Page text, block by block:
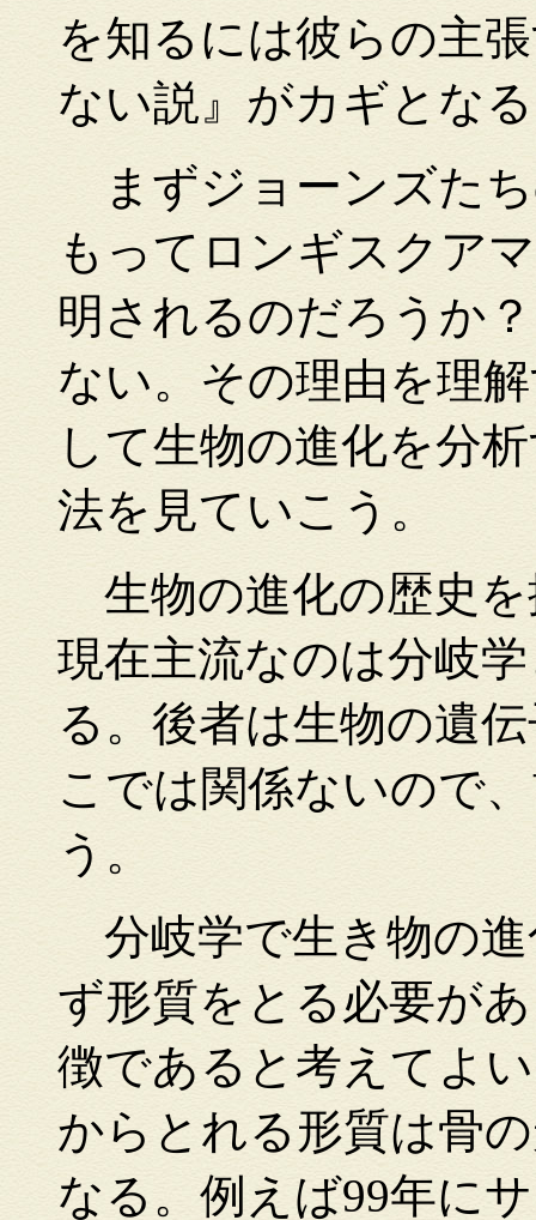
を知るには彼らの主
ない説』がカギとな
まずジョーンズた
もってロンギスクア
明されるのだろうか
ない。その理由を理
して生物の進化を分
法を見ていこう。
生物の進化の歴史
現在主流なのは分岐
る。後者は生物の遺
こでは関係ないので
う。
分岐学で生き物の
ず形質をとる必要が
徴であると考えてよ
からとれる形質は骨
なる。例えば99年に